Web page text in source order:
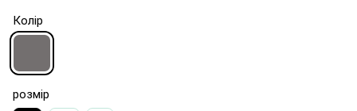
Колір
розмір